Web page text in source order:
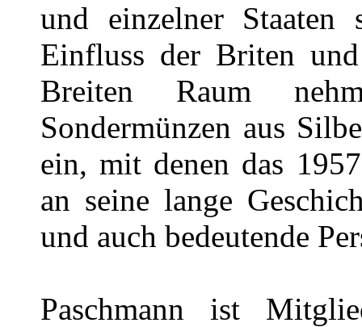
und einzelner
Einfluss der Briten und
Breiten Raum
Sondermünzen aus
ein, mit denen das
an seine lange
und auch bedeutende
Paschmann ist